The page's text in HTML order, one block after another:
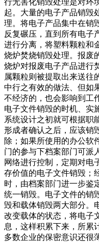
行无害化销毁处理是对环
起。大量的电子产品销毁
理。将电子产品集中在销
反复碾压，直到所有电子
进行分离，将塑料颗粒和
烧炉焚烧销毁处理。报废
烧炉对报废电子产品进行
属颗粒则被提取出来送往
中行之有效的做法、但如
不经济的，也会影响到工
电子文件销毁的时机、实
系统设计之初就可根据职
形成者确认之后，应该销
除；如果所使用的办公软
门的参与下档案部门可派
网络进行控制，定期对电
存价值的电子文件销毁；
时，由档案部门进一步鉴
统一销毁。电子文件的销
毁和载体销毁两大部分。
改变载体的状态，将电子
息，这样积累下来，所累
多数企业的保密意识还很